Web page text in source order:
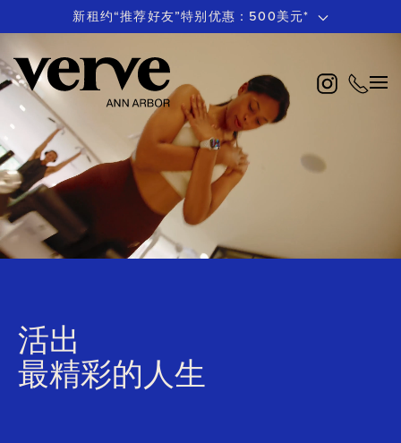
至
主
要
容
新租约“推荐好友”特别优惠：500美元*
活出
最精彩的人生